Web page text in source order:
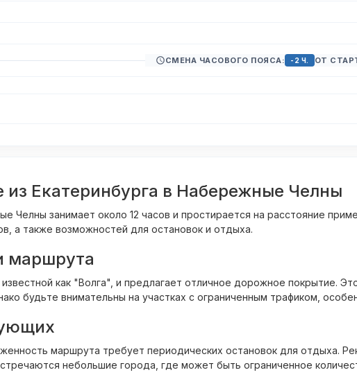
СМЕНА ЧАСОВОГО ПОЯСА: -2 Ч. ОТ
из Екатеринбурга в Набережные Челны
Челны занимает около 12 часов и простирается на расстояние
а также возможностей для остановок и отдыха.
маршрута
как "Волга", и предлагает отличное дорожное покрытие.
будьте внимательны на участках с ограниченным трафиком,
маршрута требует периодических остановок для отдыха.
небольшие города, где может быть ограниченное